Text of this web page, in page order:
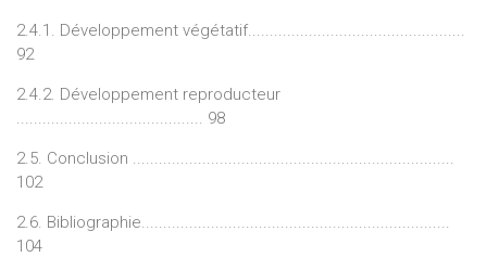
2.4.1. Développement végétatif..................................................
92
2.4.2. Développement reproducteur
........................................... 98
2.5. Conclusion ..........................................................................
102
2.6. Bibliographie.......................................................................
104